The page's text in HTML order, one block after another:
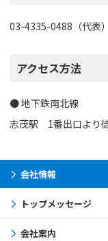
03-4335-0488（代表）
アクセス方法
地下鉄南北線
志茂駅 1番出口より
会社情報
トップメッセージ
会社案内